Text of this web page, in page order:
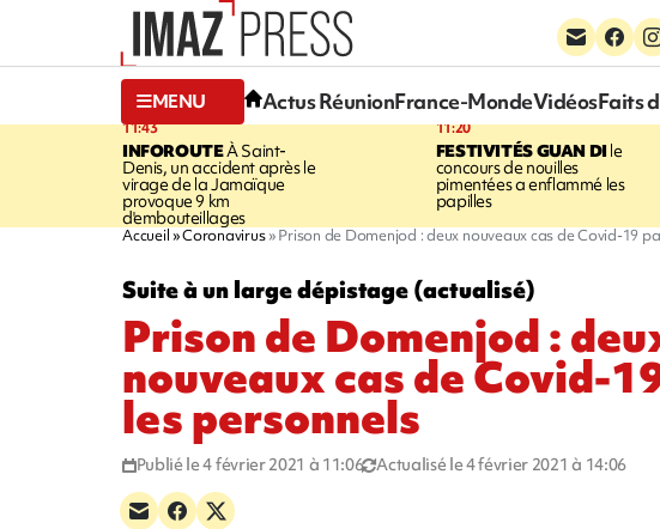
MENU Actus RéunionFrance-MondeVidéosFaits
11:43
INFOROUTEÀ Saint-
Denis, un accident après le
virage de la Jamaïque
provoque 9 km
d'embouteillages
11:20
FESTIVITÉSGUAN DIle
concours de nouilles
pimentées a enflammé les
papilles
Accueil Coronavirus Prison de Domenjod : deux nouveaux cas de Covid-19
Suite à un large dépistage (actualisé)
Prison de Domenjod :
nouveaux cas de Covid-
les personnels
Publié le 4 février 2021 à 11:06 Actualisé le 4 février 2021 à 14:06